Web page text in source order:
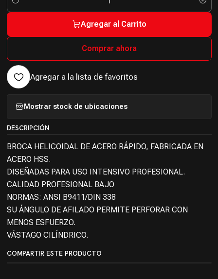
Cantidad
Agregar al Carrito
Comprar ahora
Agregar a la lista de favoritos
Mostrar stock de ubicaciones
DESCRIPCIÓN
BROCA HELICOIDAL DE ACERO RÁPIDO, FABRICADA EN
ACERO HSS.
DISEÑADAS PARA USO INTENSIVO PROFESIONAL.
CALIDAD PROFESIONAL BAJO
NORMAS: ANSI B9411/DIN 338
SU ÁNGULO DE AFILADO PERMITE PERFORAR CON
MENOS ESFUERZO.
VÁSTAGO CILÍNDRICO.
COMPARTIR ESTE PRODUCTO